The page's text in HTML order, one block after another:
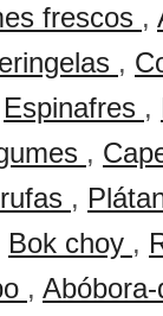
frescos ,
,
Espinafres ,
,
,
Bok choy ,
,